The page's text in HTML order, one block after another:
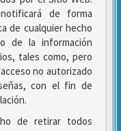
de forma
de cualquier hecho
de la información
tales como, pero
no autorizado
con el fin de
de retirar todos